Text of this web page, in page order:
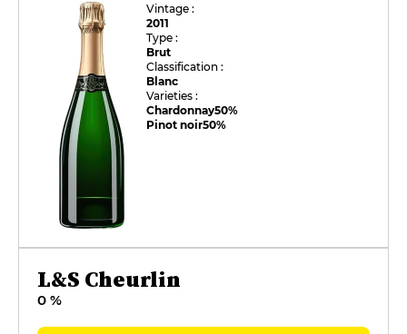
Vintage :
2011
Type :
Brut
Classification :
Blanc
Varieties :
Chardonnay50%
Pinot noir50%
L&S Cheurlin
0 %